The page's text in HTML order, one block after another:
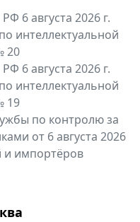
6 августа 2026 г.
интеллектуальной
20
6 августа 2026 г.
интеллектуальной
19
по контролю за
от 6 августа 2026
и импортёров